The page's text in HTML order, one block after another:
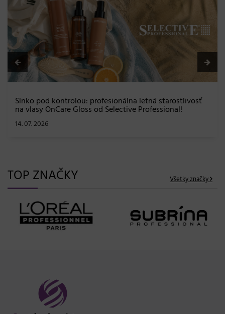
Slnko pod kontrolou: profesionálna letná starostlivosť
na vlasy OnCare Gloss od Selective Professional!
14. 07. 2026
TOP ZNAČKY Všetky značky